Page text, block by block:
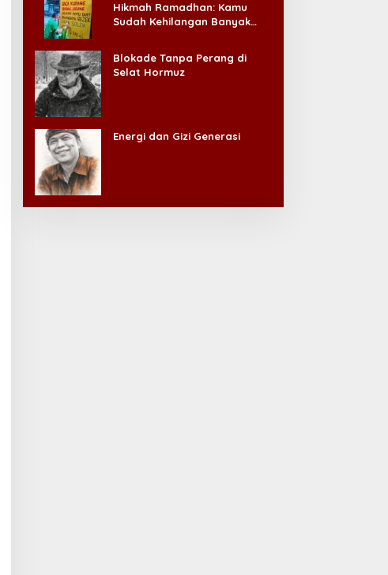
Hikmah Ramadhan: Kamu
Sudah Kehilangan Banyak
Blokade Tanpa Perang di
Selat Hormuz
Energi dan Gizi Generasi